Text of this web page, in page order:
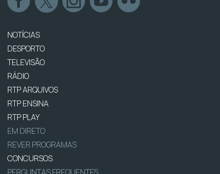
NOTÍCIAS
DESPORTO
TELEVISÃO
RÁDIO
RTP ARQUIVOS
RTP ENSINA
RTP PLAY
EM DIRETO
REVER PROGRAMAS
CONCURSOS
PERGUNTAS FREQUENTES